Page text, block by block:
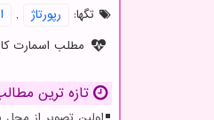
تگها:
رپورتاژ ,
مطلب اسمارت
تازه ترین